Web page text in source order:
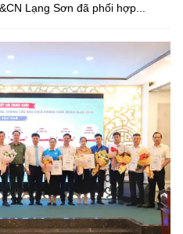
Lạng Sơn đã phối hợp...